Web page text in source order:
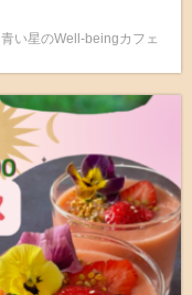
青い星のWell-beingカフェ